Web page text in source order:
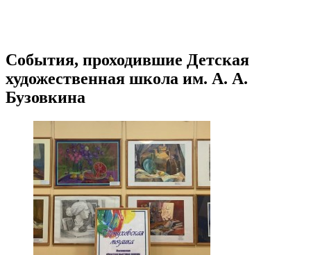
События, проходившие Детская
художественная школа им. А. А.
Бузовкина